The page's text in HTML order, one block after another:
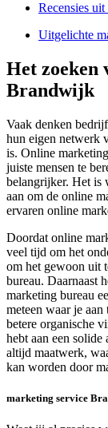
Recensies
Uitgelichte
Het zoeken
Brandwijk
Vaak denken
hun eigen netwerk
is. Online
juiste mensen te
belangrijker. Het is
aan om de online
ervaren online
Doordat online
veel tijd om het
om het gewoon uit
bureau. Daarnaast
marketing bureau
meteen waar je
betere organische
hebt aan een
altijd maatwerk,
kan worden door
marketing service